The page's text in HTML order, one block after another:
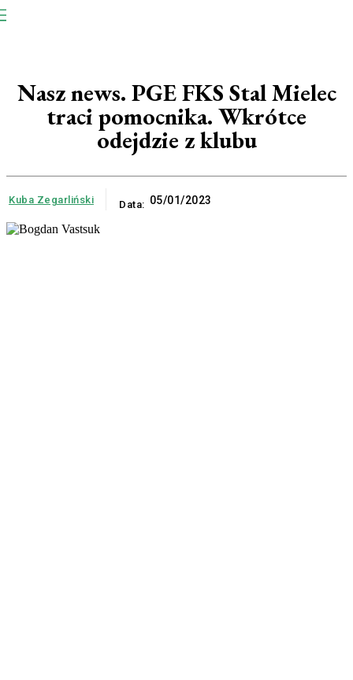
Nasz news. PGE FKS Stal Mielec
traci pomocnika. Wkrótce
odejdzie z klubu
Kuba Zegarliński Data: 05/01/2023